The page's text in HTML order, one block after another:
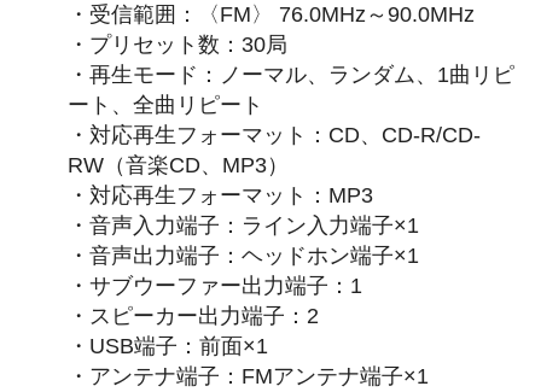
・受信範囲：〈FM〉 76.0MHz～90.0MHz
・プリセット数：30局
・再生モード：ノーマル、ランダム、1曲リピ
ート、全曲リピート
・対応再生フォーマット：CD、CD-R/CD-
RW（音楽CD、MP3）
・対応再生フォーマット：MP3
・音声入力端子：ライン入力端子×1
・音声出力端子：ヘッドホン端子×1
・サブウーファー出力端子：1
・スピーカー出力端子：2
・USB端子：前面×1
・アンテナ端子：FMアンテナ端子×1